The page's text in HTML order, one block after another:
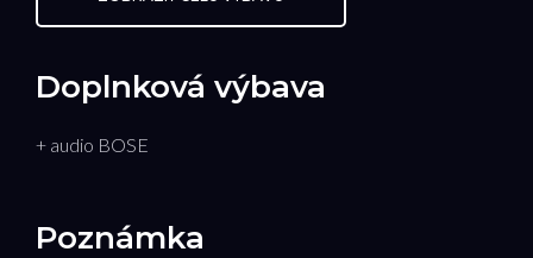
Doplnková výbava
+ audio BOSE
Poznámka